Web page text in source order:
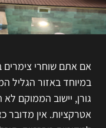
אם אתם שוחרי צימרים
במיוחד באזור הגליל
גורן, יישוב הממוקם
אטרקציות. אין מדובר